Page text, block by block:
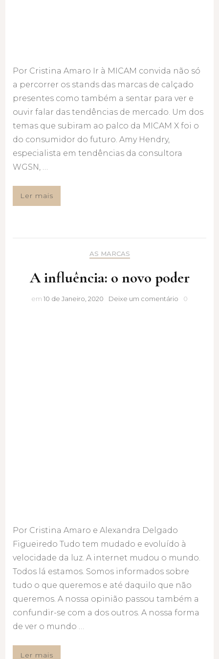
Por Cristina Amaro Ir à MICAM convida não só
a percorrer os stands das marcas de calçado
presentes como também a sentar para ver e
ouvir falar das tendências de mercado. Um dos
temas que subiram ao palco da MICAM X foi o
do consumidor do futuro. Amy Hendry,
especialista em tendências da consultora
WGSN, …
Ler mais
AS MARCAS
A influência: o novo poder
em 10 de Janeiro, 2020 Deixe um comentário 0
Por Cristina Amaro e Alexandra Delgado
Figueiredo Tudo tem mudado e evoluído à
velocidade da luz. A internet mudou o mundo.
Todos lá estamos. Somos informados sobre
tudo o que queremos e até daquilo que não
queremos. A nossa opinião passou também a
confundir-se com a dos outros. A nossa forma
de ver o mundo …
Ler mais